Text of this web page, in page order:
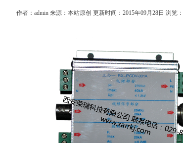
作者：admin 来源：本站原创 更新时间：2015年09月28日 浏览：